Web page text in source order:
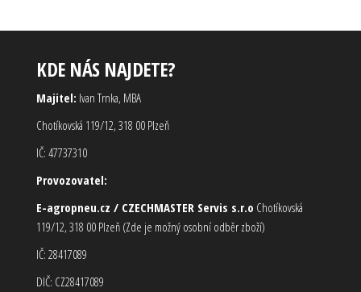
KDE NÁS NAJDETE?
Majitel: Ivan Trnka, MBA
Chotíkovská 119/12, 318 00 Plzeň
IČ: 47737310
Provozovatel:
E-agropneu.cz / CZECHMASTER Servis s.r.o Chotíkovská
119/12, 318 00 Plzeň (Zde je možný osobní odběr zboží)
IČ: 28417089
DIČ: CZ28417089